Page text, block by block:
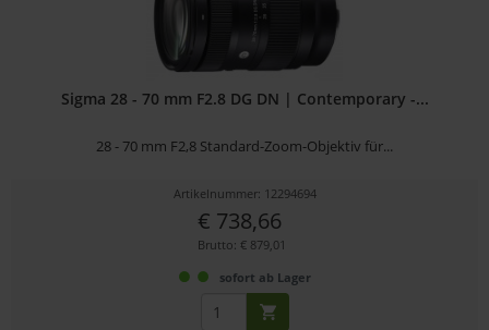
Sigma 28 - 70 mm F2.8 DG DN | Contemporary -...
28 - 70 mm F2,8 Standard-Zoom-Objektiv für...
Artikelnummer: 12294694
€ 738,66
Brutto: € 879,01
sofort ab Lager